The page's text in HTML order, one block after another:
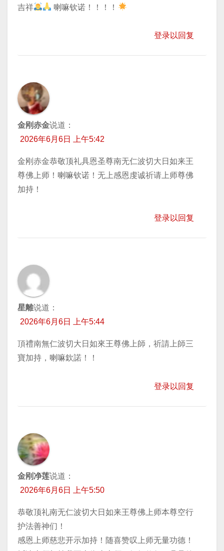
吉祥
喇嘛钦诺！！！！
登录以回复
金刚赤金说道：
2026年6月6日 上午5:42
金刚赤金恭敬顶礼具恩圣尊南无仁波切大日如来王
尊佛上师！喇嘛钦诺！无上感恩虔诚祈请上师尊佛
加持！
登录以回复
星離说道：
2026年6月6日 上午5:44
頂禮南無仁波切大日如來王尊佛上師，祈請上師三
寶加持，喇嘛欽諾！！
登录以回复
金刚净莲说道：
2026年6月6日 上午5:50
恭敬顶礼南无仁波切大日如来王尊佛上师本尊空行
护法善神们！
感恩上师慈悲开示加持！随喜赞叹上师无量功德！